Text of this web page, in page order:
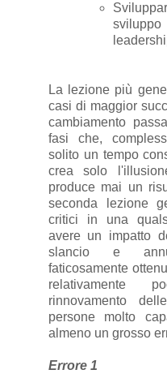
La lezione più
casi di maggior
cambiamento
fasi che,
solito un tempo
crea solo
produce mai un
seconda lezione
critici in una
avere un impatto
slancio e
faticosamente
relativamente
rinnovamento
persone molto
almeno un grosso
Errore 1